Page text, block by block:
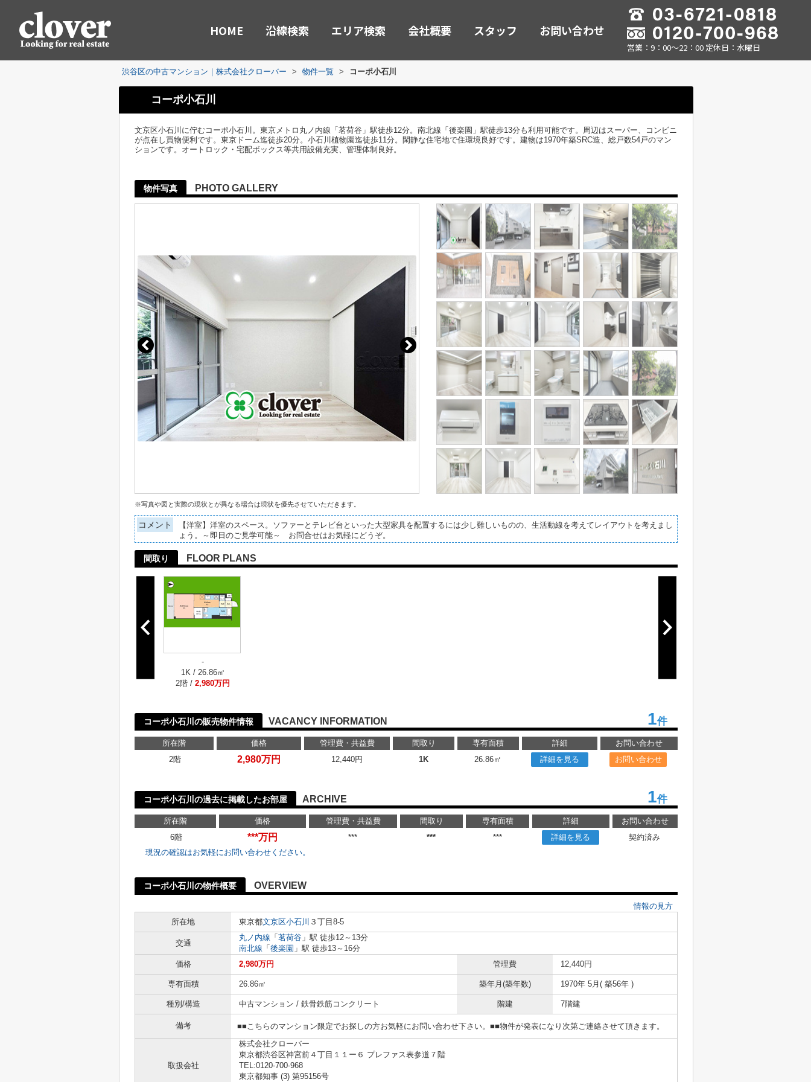
HOME 沿線検索 エリア検索 会社概要 スタッフ お問い合わせ
営業：9：00～22：00 定休日：水曜日
渋谷区の中古マンション｜株式会社クローバー > 物件一覧 > コーポ小石川
コーポ小石川
文京区小石川に佇むコーポ小石川。東京メトロ丸ノ内線「茗荷谷」駅徒歩12分。南北線「後楽園」駅徒歩13分も利用可能です。周辺はスーパー、コンビニ
が点在し買物便利です。東京ドーム迄徒歩20分。小石川植物園迄徒歩11分。閑静な住宅地で住環境良好です。建物は1970年築SRC造、総戸数54戸のマン
ションです。オートロック・宅配ボックス等共用設備充実、管理体制良好。
物件写真 PHOTO GALLERY
※写真や図と実際の現状とが異なる場合は現状を優先させていただきます。
コメント
【洋室】洋室のスペース。ソファーとテレビ台といった大型家具を配置するには少し難しいものの、生活動線を考えてレイアウトを考えまし
ょう。～即日のご見学可能～ お問合せはお気軽にどうぞ。
間取り FLOOR PLANS
-
1K / 26.86㎡
2階 / 2,980万円
コーポ小石川の販売物件情報 VACANCY INFORMATION 1件
所在階 価格 管理費・共益費 間取り 専有面積 詳細
お問い合わせ
2階
2,980万円 12,440円 1K 26.86㎡ 詳細を見る お問い合わせ
コーポ小石川の過去に掲載したお部屋 ARCHIVE 1件
所在階 価格 管理費・共益費 間取り 専有面積 詳細
お問い合わせ
6階
***万円 *** *** *** 詳細を見る
契約済み
現況の確認はお気軽にお問い合わせください。
コーポ小石川の物件概要 OVERVIEW
情報の見方
所在地
東京都文京区小石川 ３丁目8-5
交通
丸ノ内線 「 茗荷谷 」駅 徒歩12～13分
南北線 「 後楽園 」駅 徒歩13～16分
価格
2,980万円 管理費 12,440円
専有面積 26.86㎡ 築年月(築年数) 1970年 5月( 築56年 )
種別/構造 中古マンション / 鉄骨鉄筋コンクリート 階建 7階建
備考 ■■こちらのマンション限定でお探しの方お気軽にお問い合わせ下さい。■■物件が発表になり次第ご連絡させて頂きます。
取扱会社
株式会社クローバー
東京都渋谷区神宮前４丁目１１ー６ プレファス表参道７階
TEL:0120-700-968
東京都知事 (3) 第95156号